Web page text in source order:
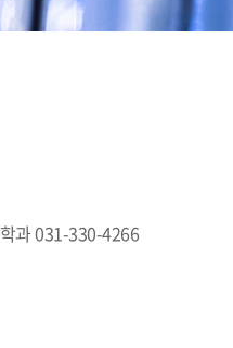
과 031-330-4266